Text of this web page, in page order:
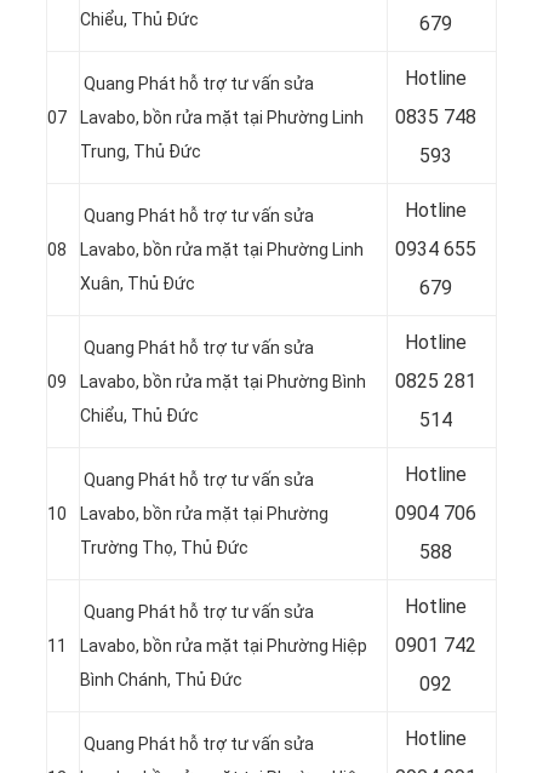
Chiểu, Thủ Đức
679
07
Quang Phát hỗ trợ tư vấn sửa
Lavabo, bồn rửa mặt tại Phường Linh
Trung, Thủ Đức
Hotline
0835 748
593
08
Quang Phát hỗ trợ tư vấn sửa
Lavabo, bồn rửa mặt tại Phường Linh
Xuân, Thủ Đức
Hotline
0934 655
679
09
Quang Phát hỗ trợ tư vấn sửa
Lavabo, bồn rửa mặt tại Phường Bình
Chiểu, Thủ Đức
Hotline
0825 281
514
10
Quang Phát hỗ trợ tư vấn sửa
Lavabo, bồn rửa mặt tại Phường
Trường Thọ, Thủ Đức
Hotline
0904 706
588
11
Quang Phát hỗ trợ tư vấn sửa
Lavabo, bồn rửa mặt tại Phường Hiệp
Bình Chánh, Thủ Đức
Hotline
0901 742
092
Quang Phát hỗ trợ tư vấn sửa
Hotline